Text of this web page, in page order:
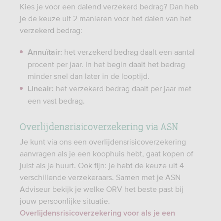
Kies je voor een dalend verzekerd bedrag? Dan heb
je de keuze uit 2 manieren voor het dalen van het
verzekerd bedrag:
Annuïtair: het verzekerd bedrag daalt een aantal
procent per jaar. In het begin daalt het bedrag
minder snel dan later in de looptijd.
Lineair: het verzekerd bedrag daalt per jaar met
een vast bedrag.
Overlijdensrisicoverzekering via ASN
Je kunt via ons een overlijdensrisicoverzekering
aanvragen als je een koophuis hebt, gaat kopen of
juist als je huurt. Ook fijn: je hebt de keuze uit 4
verschillende verzekeraars. Samen met je ASN
Adviseur bekijk je welke ORV het beste past bij
jouw persoonlijke situatie.
Overlijdensrisicoverzekering voor als je een